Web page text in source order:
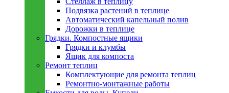
Подвязка растений в теплице
Автоматический капельный полив
Дорожки в теплице
Грядки. Компостные ящики
Грядки и клумбы
Ящик для компоста
Ремонт теплиц
Комплектующие для ремонта теплиц
Ремонтно-монтажные работы